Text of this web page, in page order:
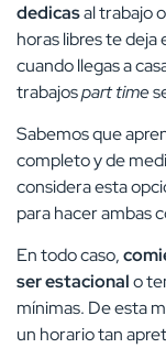
dedicasal trabajo
horas libres te deja
cuando llegas a
trabajospart time
Sabemos que
completo y de
considera esta
para hacer ambas
En todo caso,
ser estacionalo
mínimas. De esta
un horario tan